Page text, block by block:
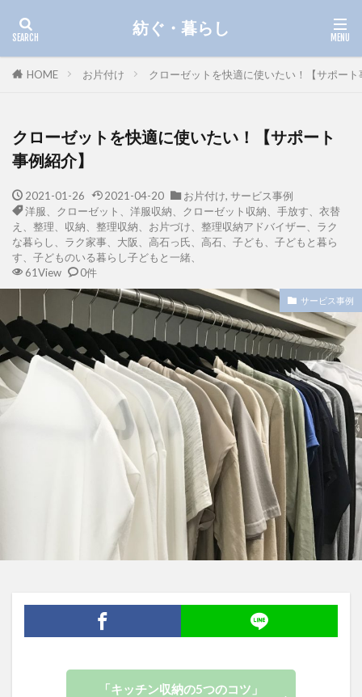
紡ぐ・暮らし
HOME お片付け クローゼットを快適に使いたい！【サポー
クローゼットを快適に使いたい！【サポート
事例紹介】
2021-01-26 2021-04-20 お片付け, サービス事例
洋服、クローゼット、洋服収納、クローゼット収納、手放す、衣替
え、整理、収納、整理収納、お片づけ、整理収納アドバイザー、ラク
な暮らし、ラク家事、大阪、高石っ氏、高石、子ども、子どもと暮ら
す、子どものいる暮らし子どもと一緒、
61View
0件
サービス事例
「キッチン収納の5つのコツ」